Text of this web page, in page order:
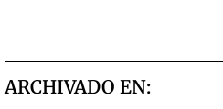
ARCHIVADO EN: